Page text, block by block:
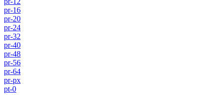
pr-16
pr-20
pr-24
pr-32
pr-40
pr-48
pr-56
pr-64
pr-px
pt-0